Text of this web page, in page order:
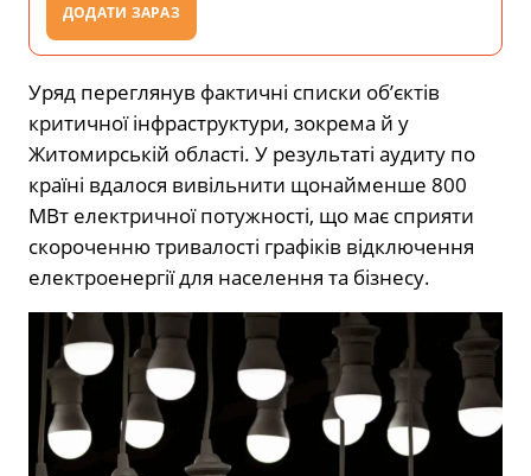
ДОДАТИ ЗАРАЗ
Уряд переглянув фактичні списки об’єктів
критичної інфраструктури, зокрема й у
Житомирській області. У результаті аудиту по
країні вдалося вивільнити щонайменше 800
МВт електричної потужності, що має сприяти
скороченню тривалості графіків відключення
електроенергії для населення та бізнесу.